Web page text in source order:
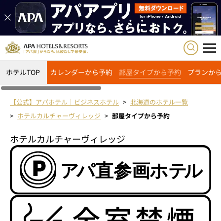
ホテルTOP カレンダーから予約 部屋タイプから予約 プランか
【公式】アパホテル｜ビジネスホテル
北海道のホテル一覧
ホテルカルチャーヴィレッジ
部屋タイプから予約
ホテルカルチャーヴィレッジ